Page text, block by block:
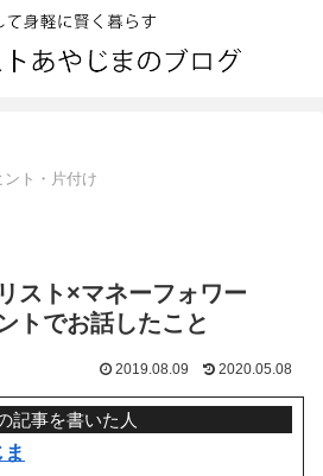
ント・片付け
スト×マネーフォワー
トでお話したこと
2019.08.09 2020.05.08
記事を書いた人